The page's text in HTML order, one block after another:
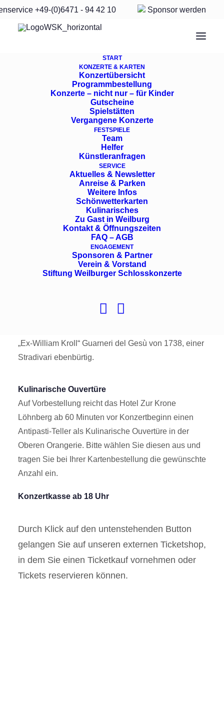
+49-(0)6471 - 94 42 10 Sponsor werden
START
KONZERTE & KARTEN
Konzertübersicht
Programmbestellung
Konzerte – nicht nur – für Kinder
Gutscheine
Spielstätten
Vergangene Konzerte
FESTSPIELE
Team
Helfer
Künstleranfragen
SERVICE
Aktuelles & Newsletter
Anreise & Parken
Weitere Infos
Schönwetterkarten
Kulinarisches
Zu Gast in Weilburg
Kontakt & Öffnungszeiten
FAQ – AGB
ENGAGEMENT
Sponsoren & Partner
Verein & Vorstand
Stiftung Weilburger Schlosskonzerte
Samstag, 15. Juni 20
Uhr -
Renaissancehof
Aus der Neuen Welt
Alena Baeva, Violine
Göttinger Symphonieorchester
Dr. Nicholas Milton, Dirigent
Johannes Brahms – Violinkonzert D-Dur op. 77
Antonín Dvořák – Symphonie Nr. 9 e-Moll op. 95
„Aus der Neuen Welt“
Erst im Alter von 45 Jahren traute sich Brahms, sein
Sommer 1878 am schönen Wörthersee. Heute hören
Sie es von Alena Baeva, einer der faszinierendsten
„Ex-William Kroll“ Guarneri del Gesù von 1738, einer
Stradivari ebenbürtig.
Kulinarische Ouvertüre
Auf Vorbestellung reicht das Hotel Zur Krone
Löhnberg ab 60 Minuten vor Konzertbeginn einen
Antipasti-Teller als Kulinarische Ouvertüre in der
Oberen Orangerie. Bitte wählen Sie diesen aus und
tragen Sie bei Ihrer Kartenbestellung die gewünschte
Anzahl ein.
Konzertkasse ab 18 Uhr
Durch Klick auf den untenstehenden Button
gelangen Sie auf unseren externen Ticketshop,
in dem Sie einen Ticketkauf vornehmen oder
Tickets reservieren können.